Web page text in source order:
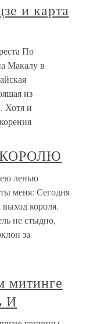
и карта
По
Макалу в
из
Хотя и
ленью
меня: Сегодня
короля.
не стыдно,
за
митинге
И